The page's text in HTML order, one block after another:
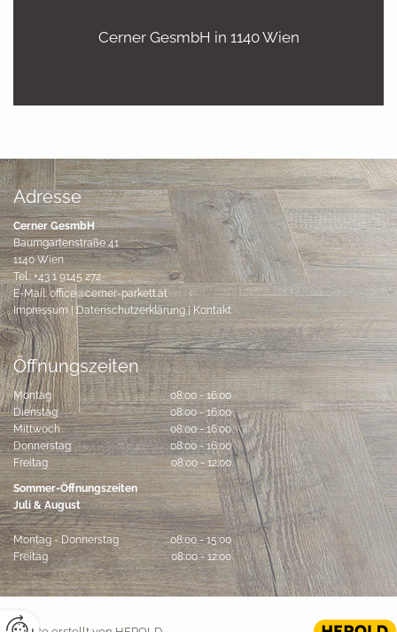
Cerner GesmbH in 1140 Wien
Adresse
Cerner GesmbH
Baumgartenstraße 41
1140 Wien
Tel.:+43 1 9145 272
E-Mail:office@cerner-parkett.at
Impressum| Datenschutzerklärung|Kontakt
Öffnungszeiten
Montag
08:00 - 16:00
Dienstag
08:00 - 16:00
Mittwoch
08:00 - 16:00
Donnerstag
08:00 - 16:00
Freitag
08:00 - 12:00
Sommer-Öffnungszeiten
Juli & August
Montag - Donnerstag
08:00 - 15:00
Freitag
08:00 - 12:00